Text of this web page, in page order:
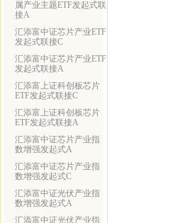
属产业主题ETF发起式联
接A
汇添富中证芯片产业ETF
发起式联接C
汇添富中证芯片产业ETF
发起式联接A
汇添富上证科创板芯片
ETF发起式联接C
汇添富上证科创板芯片
ETF发起式联接A
汇添富中证芯片产业指
数增强发起式A
汇添富中证芯片产业指
数增强发起式C
汇添富中证光伏产业指
数增强发起式A
汇添富中证光伏产业指